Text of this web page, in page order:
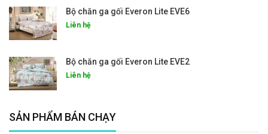
Bộ chăn ga gối Everon Lite EVE6
Liên hệ
Bộ chăn ga gối Everon Lite EVE2
Liên hệ
SẢN PHẨM BÁN CHẠY